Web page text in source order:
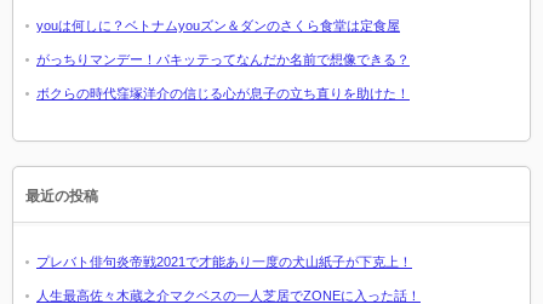
youは何しに？ベトナムyouズン＆ダンのさくら食堂は定食屋
がっちりマンデー！パキッテってなんだか名前で想像できる？
ボクらの時代窪塚洋介の信じる心が息子の立ち直りを助けた！
最近の投稿
プレバト俳句炎帝戦2021で才能あり一度の犬山紙子が下克上！
人生最高佐々木蔵之介マクベスの一人芝居でZONEに入った話！